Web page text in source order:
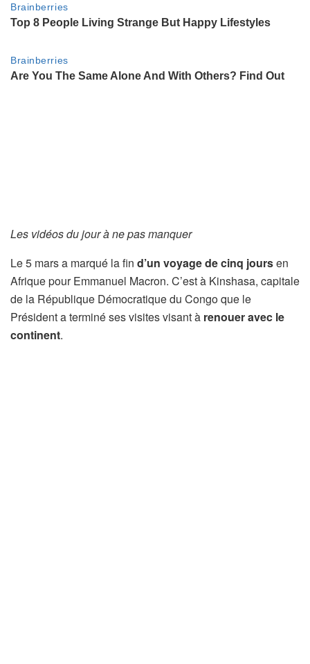
Les vidéos du jour à ne pas manquer
Le 5 mars a marqué la fin d’un voyage de cinq joursen
Afrique pour Emmanuel Macron. C’est à Kinshasa, capitale
de la République Démocratique du Congo que le
Président a terminé ses visites visant à renouer avec le
continent.